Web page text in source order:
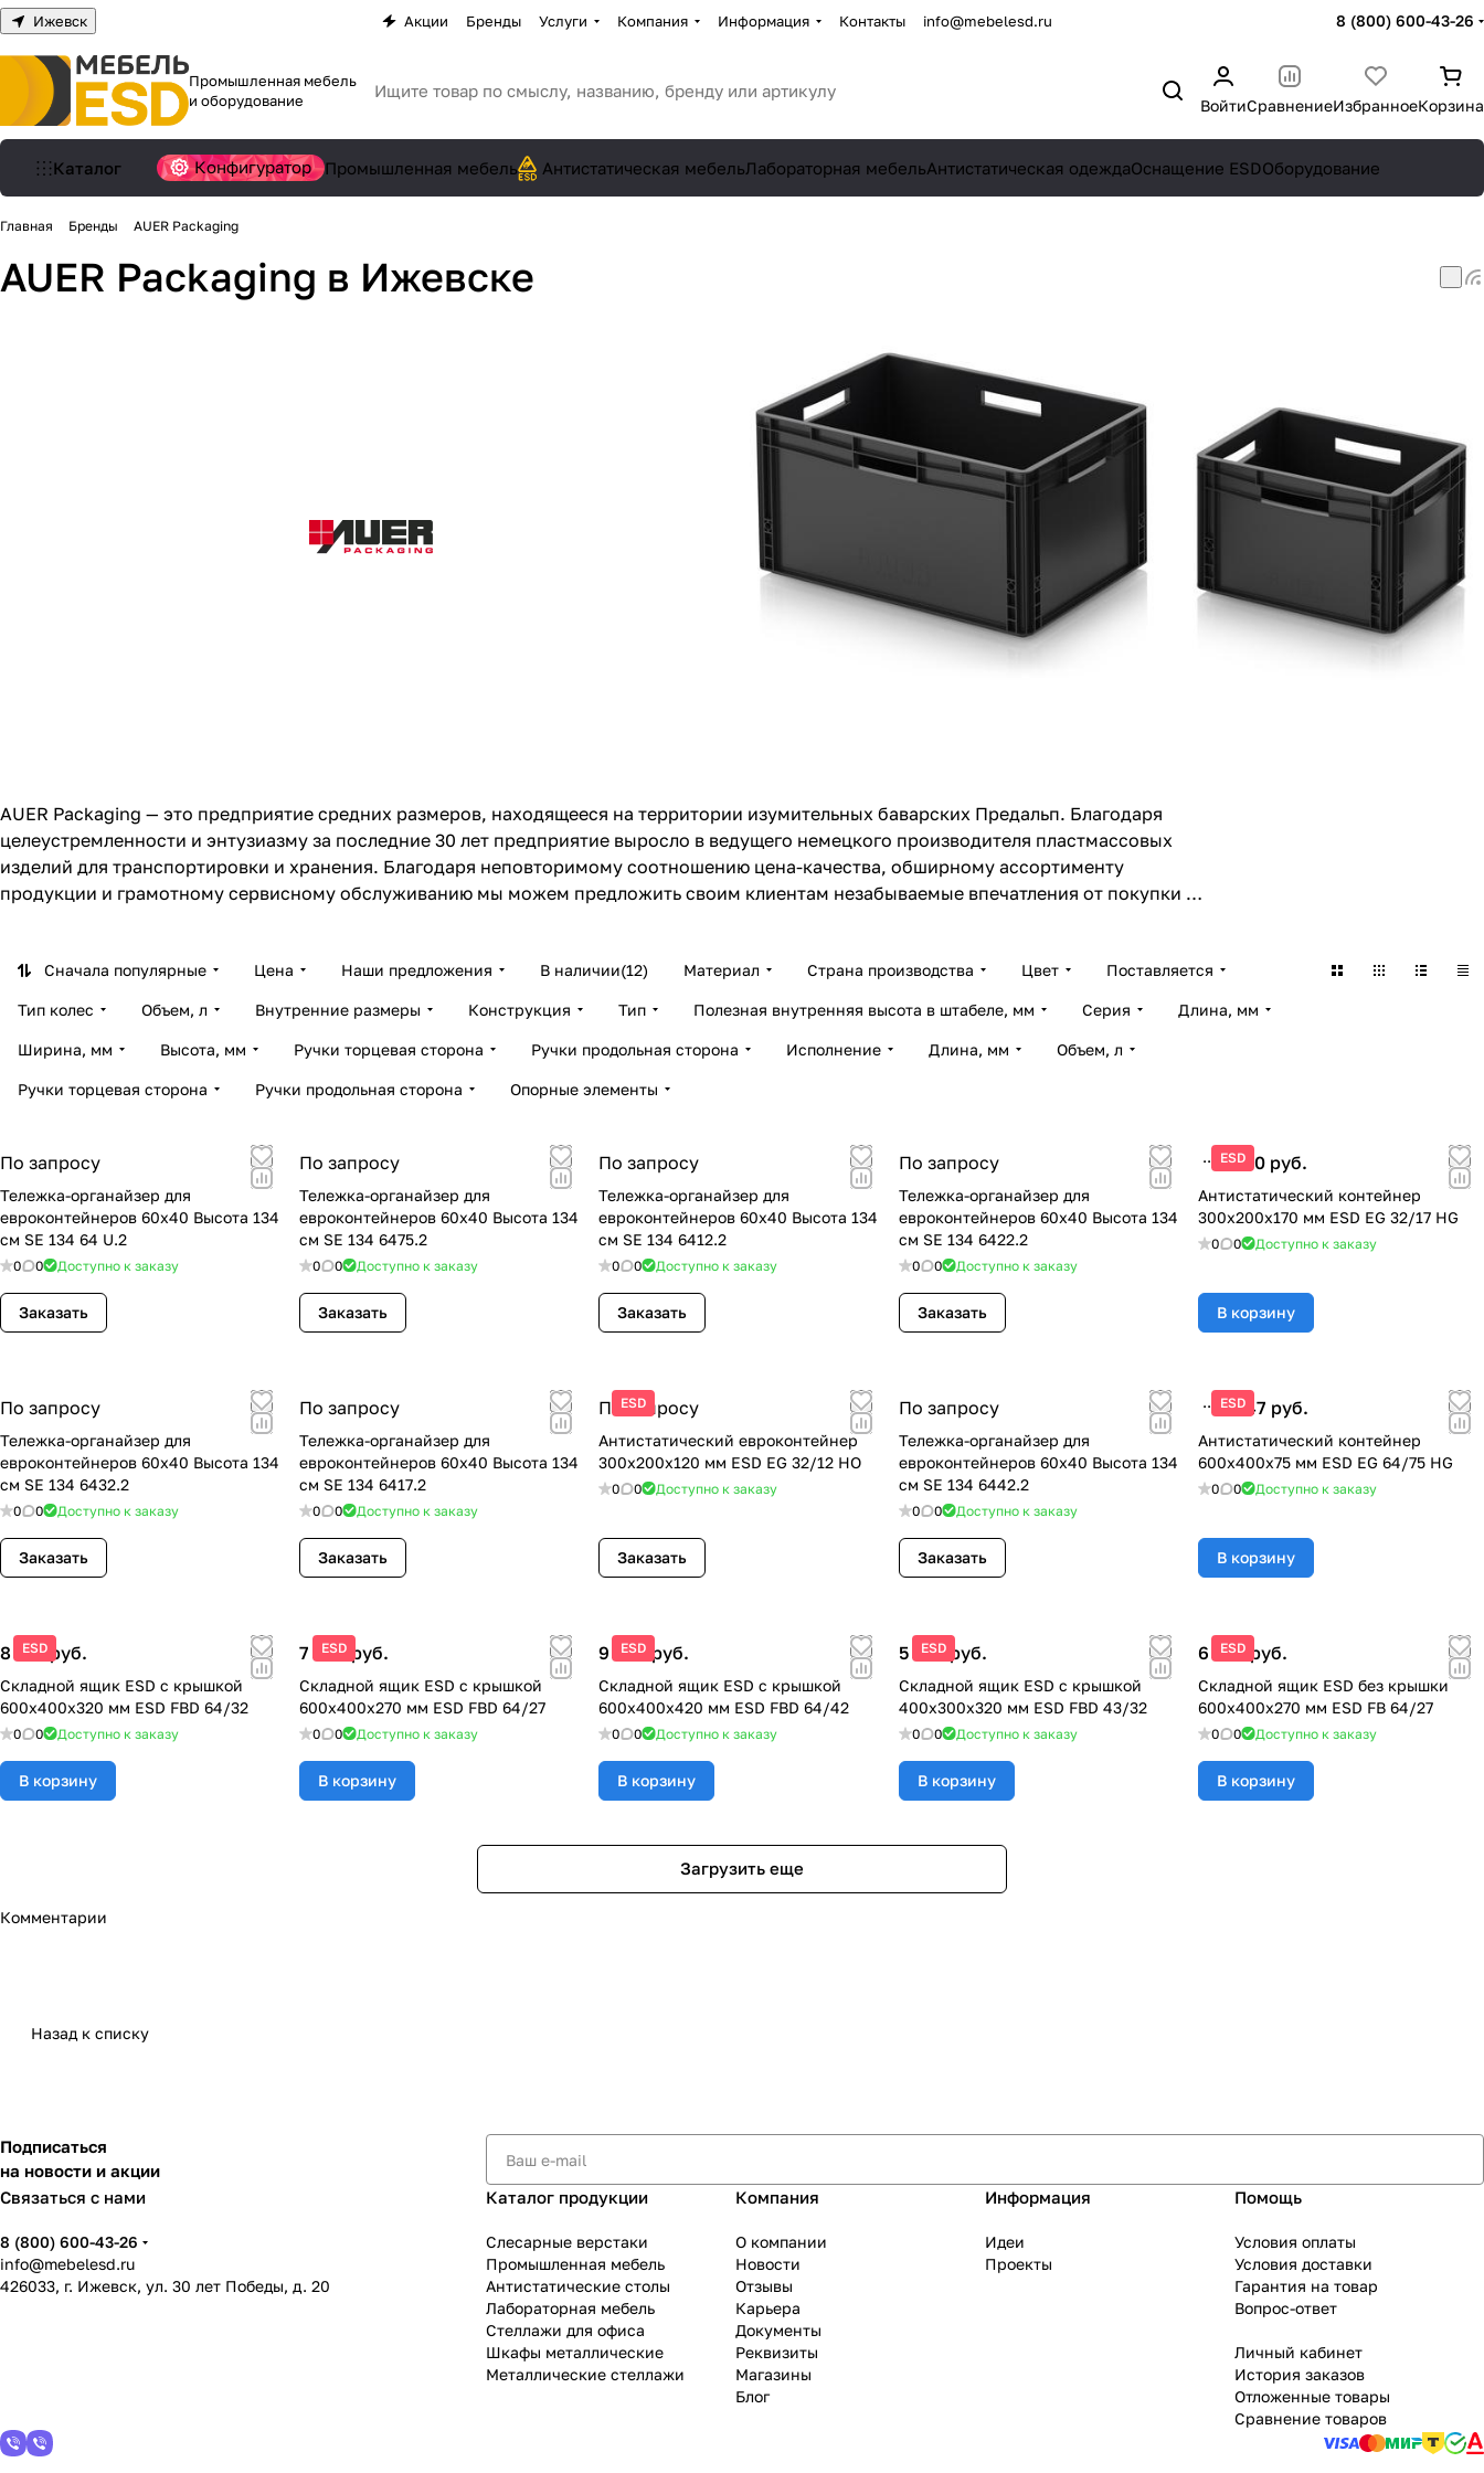
Ижевск Акции Бренды Услуги Компания Информация Контакты info@mebelesd.ru 8 (800) 600-43-26
Промышленная мебель
и оборудование
ВойтиСравнениеИзбранноеКорзина
Каталог Конфигуратор Промышленная мебель Антистатическая мебельЛабораторная мебельАнтистатическая одеждаОснащение ESDОборудование
Главная Бренды AUER Packaging
AUER Packaging в Ижевске
AUER Packaging — это предприятие средних размеров, находящееся на территории изумительных баварских Предальп. Благодаря
целеустремленности и энтузиазму за последние 30 лет предприятие выросло в ведущего немецкого производителя пластмассовых
изделий для транспортировки и хранения. Благодаря неповторимому соотношению цена-качества, обширному ассортименту
продукции и грамотному сервисному обслуживанию мы можем предложить своим клиентам незабываемые впечатления от покупки —
Сначала популярные Цена Наши предложения В наличии(12) Материал Страна производства Цвет Поставляется
Тип колес Объем, л Внутренние размеры Конструкция Тип Полезная внутренняя высота в штабеле, мм Серия Длина, мм
Ширина, мм Высота, мм Ручки торцевая сторона Ручки продольная сторона Исполнение Длина, мм Объем, л
Ручки торцевая сторона Ручки продольная сторона Опорные элементы
По запросу
Тележка-органайзер для
евроконтейнеров 60x40 Высота 134
см SE 134 64 U.2
0 0 Доступно к заказу
Заказать
По запросу
Тележка-органайзер для
евроконтейнеров 60x40 Высота 134
см SE 134 6475.2
0 0 Доступно к заказу
Заказать
По запросу
Тележка-органайзер для
евроконтейнеров 60x40 Высота 134
см SE 134 6412.2
0 0 Доступно к заказу
Заказать
По запросу
Тележка-органайзер для
евроконтейнеров 60x40 Высота 134
см SE 134 6422.2
0 0 Доступно к заказу
Заказать
ESD
1 280 руб.
Антистатический контейнер
300x200х170 мм ESD EG 32/17 HG
0 0 Доступно к заказу
В корзину
По запросу
Тележка-органайзер для
евроконтейнеров 60x40 Высота 134
см SE 134 6432.2
0 0 Доступно к заказу
Заказать
По запросу
Тележка-органайзер для
евроконтейнеров 60x40 Высота 134
см SE 134 6417.2
0 0 Доступно к заказу
Заказать
ESD
По запросу
Антистатический евроконтейнер
300x200х120 мм ESD EG 32/12 HO
0 0 Доступно к заказу
Заказать
По запросу
Тележка-органайзер для
евроконтейнеров 60x40 Высота 134
см SE 134 6442.2
0 0 Доступно к заказу
Заказать
ESD
2 347 руб.
Антистатический контейнер
600x400х75 мм ESD EG 64/75 HG
0 0 Доступно к заказу
В корзину
ESD
8 150 руб.
Складной ящик ESD с крышкой
600x400x320 мм ESD FBD 64/32
0 0 Доступно к заказу
В корзину
ESD
7 800 руб.
Складной ящик ESD с крышкой
600x400x270 мм ESD FBD 64/27
0 0 Доступно к заказу
В корзину
ESD
9 600 руб.
Складной ящик ESD с крышкой
600x400x420 мм ESD FBD 64/42
0 0 Доступно к заказу
В корзину
ESD
5 950 руб.
Складной ящик ESD с крышкой
400x300x320 мм ESD FBD 43/32
0 0 Доступно к заказу
В корзину
ESD
6 560 руб.
Складной ящик ESD без крышки
600x400x270 мм ESD FB 64/27
0 0 Доступно к заказу
В корзину
Загрузить еще
Комментарии
Назад к списку
Подписаться
на новости и акции
Связаться с нами
8 (800) 600-43-26
info@mebelesd.ru
426033, г. Ижевск, ул. 30 лет Победы, д. 20
Каталог продукции
Слесарные верстаки
Промышленная мебель
Антистатические столы
Лабораторная мебель
Стеллажи для офиса
Шкафы металлические
Металлические стеллажи
Компания
О компании
Новости
Отзывы
Карьера
Документы
Реквизиты
Магазины
Блог
Информация
Идеи
Проекты
Помощь
Условия оплаты
Условия доставки
Гарантия на товар
Вопрос-ответ
Личный кабинет
История заказов
Отложенные товары
Сравнение товаров